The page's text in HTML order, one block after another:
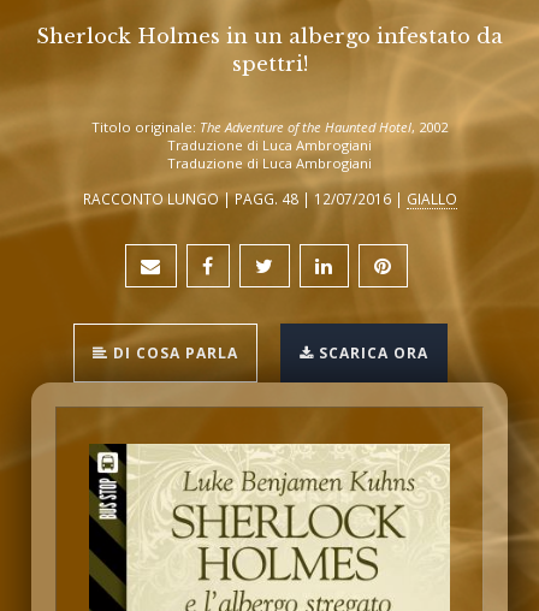
Sherlock Holmes in un albergo infestato da
spettri!
Titolo originale: The Adventure of the Haunted Hotel, 2002
Traduzione di Luca Ambrogiani
Traduzione di Luca Ambrogiani
RACCONTO LUNGO | PAGG. 48 | 12/07/2016 | GIALLO
DI COSA PARLA SCARICA ORA